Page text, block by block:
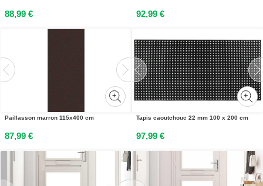
88,99 € 92,99 €
Paillasson marron 115x400 cm
87,99 €
Tapis caoutchouc 22 mm 100 x 200 cm
97,99 €